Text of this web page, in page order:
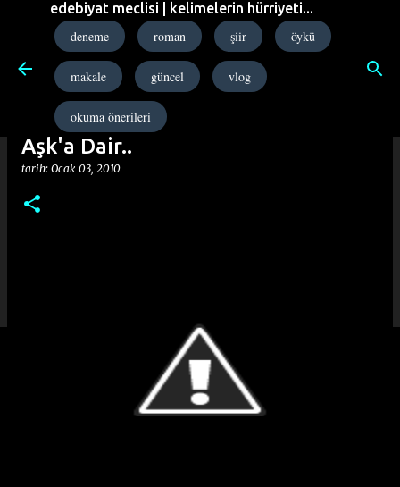
Ana içeriğe atla
edebiyat meclisi | kelimelerin hürriyeti...
deneme roman şiir öykü
makale güncel vlog
okuma önerileri
Aşk'a Dair..
tarih: Ocak 03, 2010